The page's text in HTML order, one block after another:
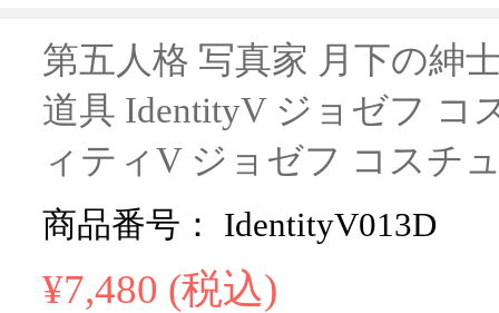
第五人格 写真家 月下の紳
道具 IdentityV ジョゼフ コ
ィティV ジョゼフ コスチ
商品番号： IdentityV013D
¥7,480 (税込)